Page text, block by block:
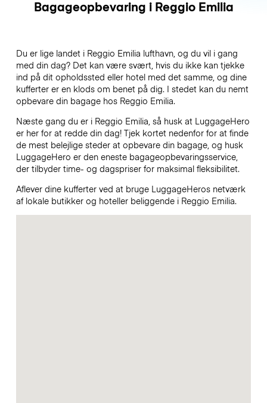
Bagageopbevaring i Reggio Emilia
Du er lige landet i Reggio Emilia lufthavn, og du vil i gang
med din dag? Det kan være svært, hvis du ikke kan tjekke
ind på dit opholdssted eller hotel med det samme, og dine
kufferter er en klods om benet på dig. I stedet kan du nemt
opbevare din bagage hos Reggio Emilia.
Næste gang du er i Reggio Emilia, så husk at LuggageHero
er her for at redde din dag! Tjek kortet nedenfor for at finde
de mest belejlige steder at opbevare din bagage, og husk
LuggageHero er den eneste bagageopbevaringsservice,
der tilbyder time- og dagspriser for maksimal fleksibilitet.
Aflever dine kufferter ved at bruge LuggageHeros netværk
af lokale butikker og hoteller beliggende i Reggio Emilia.